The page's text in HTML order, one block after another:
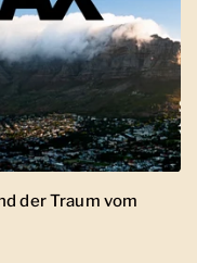
der Traum vom